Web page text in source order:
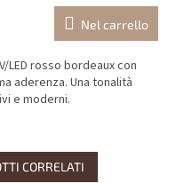
Nel carrello
LED rosso bordeaux con
aderenza. Una tonalità
e moderni.
CORRELATI